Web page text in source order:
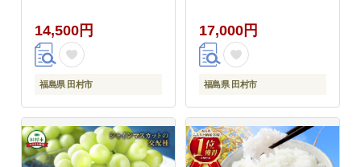
商店 N085-001-R7
14,500円
福島県 田村市
気 ランキング 贈答 ギ
フト 訳あり 納税 福島
ふくしま 田村市 たむら
鈴木農園 でんじろうさ
17,000円
福島県 田村市